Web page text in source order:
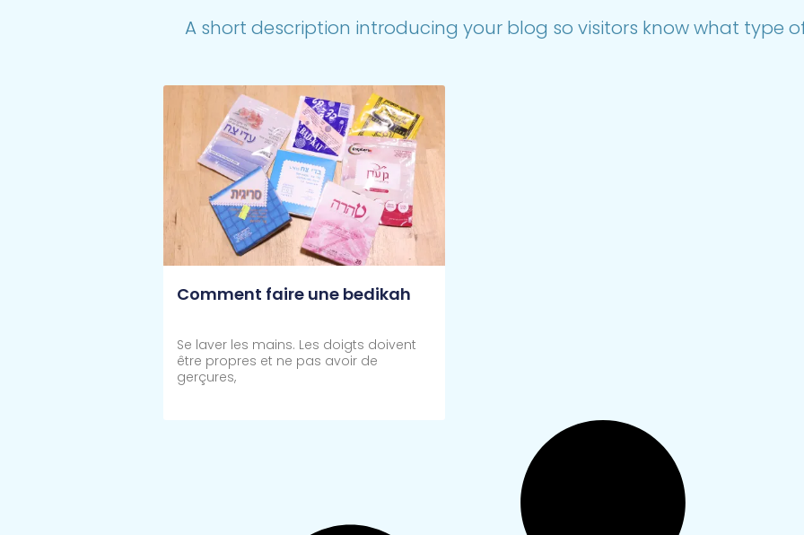
A short description introducing your blog so visitors know what type
Comment faire une bedikah
Se laver les mains. Les doigts doivent
être propres et ne pas avoir de
gerçures,